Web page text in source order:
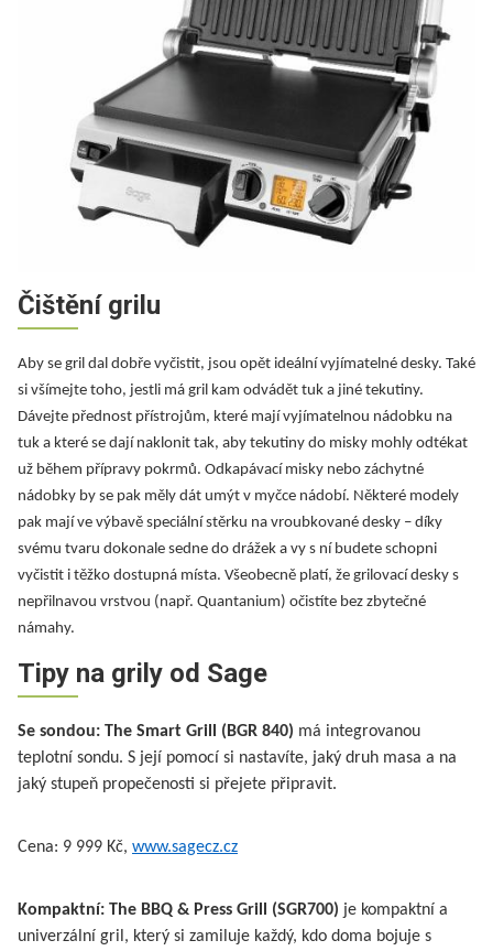
Čištění grilu
Aby se gril dal dobře vyčistit, jsou opět ideální vyjímatelné desky. Také
si všímejte toho, jestli má gril kam odvádět tuk a jiné tekutiny.
Dávejte přednost přístrojům, které mají vyjímatelnou nádobku na
tuk a které se dají naklonit tak, aby tekutiny do misky mohly odtékat
už během přípravy pokrmů. Odkapávací misky nebo záchytné
nádobky by se pak měly dát umýt v myčce nádobí. Některé modely
pak mají ve výbavě speciální stěrku na vroubkované desky – díky
svému tvaru dokonale sedne do drážek a vy s ní budete schopni
vyčistit i těžko dostupná místa. Všeobecně platí, že grilovací desky s
nepřilnavou vrstvou (např. Quantanium) očistíte bez zbytečné
námahy.
Tipy na grily od Sage
Se sondou: The Smart Grill (BGR 840) má integrovanou
teplotní sondu. S její pomocí si nastavíte, jaký druh masa a na
jaký stupeň propečenosti si přejete připravit.
Cena: 9 999 Kč, www.sagecz.cz
Kompaktní: The BBQ & Press Grill (SGR700) je kompaktní a
univerzální gril, který si zamiluje každý, kdo doma bojuje s